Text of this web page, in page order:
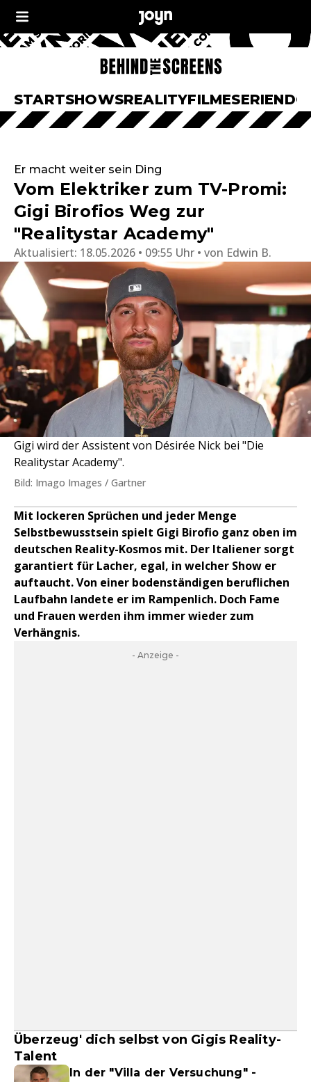
STARTSHOWSREALITYFILMESERIEN
Er macht weiter sein Ding
Vom Elektriker zum TV-Promi:
Gigi Birofios Weg zur
"Realitystar Academy"
Aktualisiert: 18.05.2026 • 09:55 Uhr von Edwin B.
Gigi wird der Assistent von Désirée Nick bei "Die
Realitystar Academy".
Bild: Imago Images / Gartner
Mit lockeren Sprüchen und jeder Menge
Selbstbewusstsein spielt Gigi Birofio ganz oben im
deutschen Reality-Kosmos mit. Der Italiener sorgt
garantiert für Lacher, egal, in welcher Show er
auftaucht. Von einer bodenständigen beruflichen
Laufbahn landete er im Rampenlich. Doch Fame
und Frauen werden ihm immer wieder zum
Verhängnis.
- Anzeige -
Überzeug' dich selbst von Gigis Reality-
Talent
In der "Villa der Versuchung" -